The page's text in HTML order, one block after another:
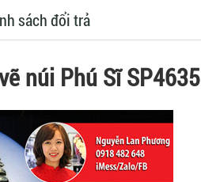
sách đổi trả
núi Phú Sĩ SP4635